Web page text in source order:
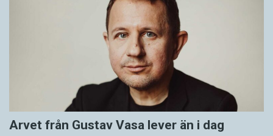
Arvet från Gustav Vasa lever än i dag